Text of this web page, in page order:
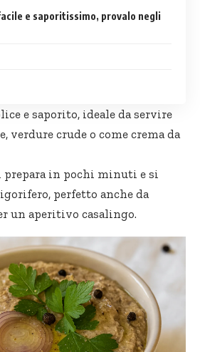
e saporitissimo, provalo negli
e saporito, ideale da servire
verdure crude o come crema da
prepara in pochi minuti e si
perfetto anche da
un aperitivo casalingo.